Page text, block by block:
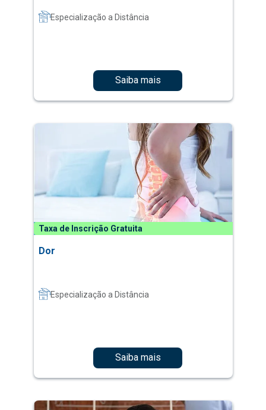
Especialização a Distância
Saiba mais
Taxa de Inscrição Gratuita
Dor
Especialização a Distância
Saiba mais